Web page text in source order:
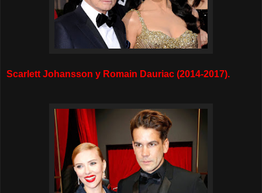
Scarlett Johansson y Romain Dauriac (2014-2017).